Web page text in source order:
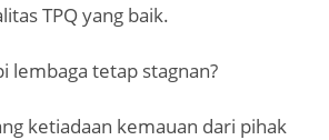
TPQ yang baik.
lembaga tetap stagnan?
ketiadaan kemauan dari pihak